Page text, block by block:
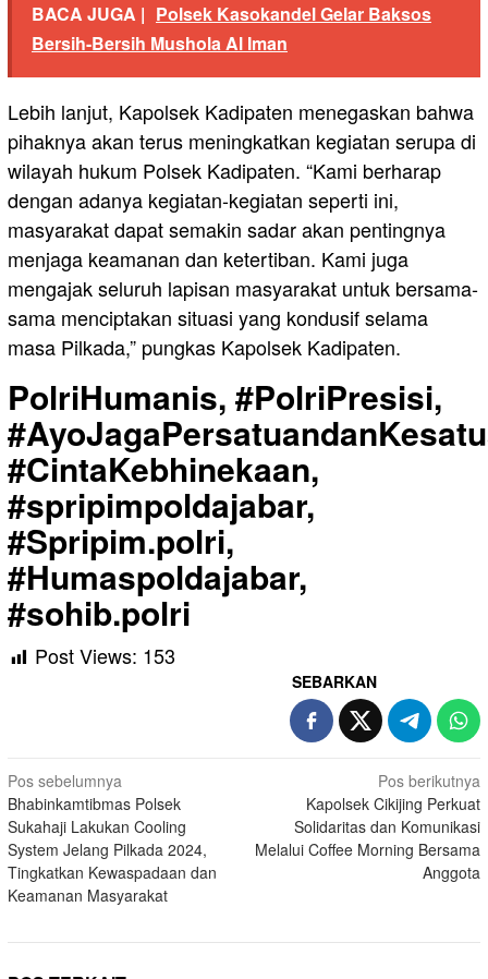
BACA JUGA | Polsek Kasokandel Gelar Baksos
Bersih-Bersih Mushola Al Iman
Lebih lanjut, Kapolsek Kadipaten menegaskan bahwa
pihaknya akan terus meningkatkan kegiatan serupa di
wilayah hukum Polsek Kadipaten. “Kami berharap
dengan adanya kegiatan-kegiatan seperti ini,
masyarakat dapat semakin sadar akan pentingnya
menjaga keamanan dan ketertiban. Kami juga
mengajak seluruh lapisan masyarakat untuk bersama-
sama menciptakan situasi yang kondusif selama
masa Pilkada,” pungkas Kapolsek Kadipaten.
PolriHumanis, #PolriPresisi,
#CintaKebhinekaan,
#spripimpoldajabar,
#Spripim.polri,
#Humaspoldajabar,
#sohib.polri
Post Views: 153
SEBARKAN
Navigasi
pos
Pos sebelumnya
Bhabinkamtibmas Polsek
Sukahaji Lakukan Cooling
System Jelang Pilkada 2024,
Tingkatkan Kewaspadaan dan
Keamanan Masyarakat
Pos berikutnya
Kapolsek Cikijing Perkuat
Solidaritas dan Komunikasi
Melalui Coffee Morning Bersama
Anggota